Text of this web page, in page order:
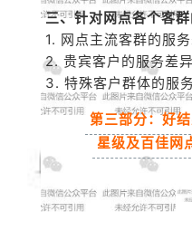
三、针对网点各个客
1. 网点主流客群的服
2. 贵宾客户的服务差
3. 特殊客户群体的服
第三部分：好
星级及百佳网